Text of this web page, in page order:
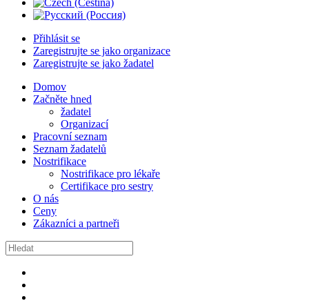
Přihlásit se
Zaregistrujte se jako organizace
Zaregistrujte se jako žadatel
Domov
Začněte hned
žadatel
Organizací
Pracovní seznam
Seznam žadatelů
Nostrifikace
Nostrifikace pro lékaře
Certifikace pro sestry
O nás
Ceny
Zákazníci a partneři